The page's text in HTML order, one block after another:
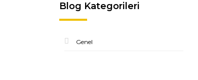
Blog Kategorileri
Genel